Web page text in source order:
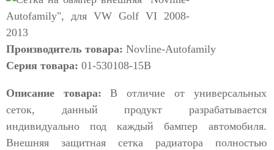
Производитель товара: Novline-Autofamily
Серия товара: 01-530108-15B
Описание товара: В отличие от универсальных
сеток, данный продукт разрабатывается
индивидуально под каждый бампер автомобиля.
Внешняя защитная сетка радиатора полностью